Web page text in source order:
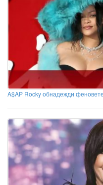
A$AP Rocky обнадежди